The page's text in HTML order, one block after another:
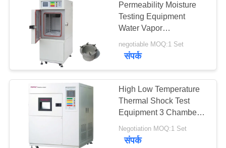
Permeability Moisture
Testing Equipment
Water Vapor
Transmission Test
Chamber
negotiable MOQ:1 Set
संपर्क
High Low Temperature
Thermal Shock Test
Equipment 3 Chambers
Hot Cold Impact Tester
Negotiation MOQ:1 Set
संपर्क